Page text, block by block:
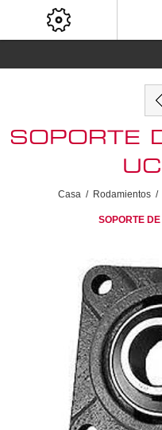
SOPORTE
Casa / Rodamientos /
SOPORTE